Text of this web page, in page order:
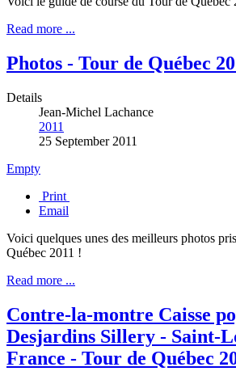
Read more ...
Photos - Tour de Québec
Details
Jean-Michel Lachance
2011
25 September 2011
Empty
Print
Email
Voici quelques unes des meilleurs photos
Québec 2011 !
Read more ...
Contre-la-montre Caisse
Desjardins Sillery - Saint-
France - Tour de Québec